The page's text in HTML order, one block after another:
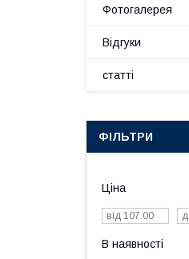
Фотогалерея
Відгуки
статті
ФІЛЬТРИ
Ціна
В наявності